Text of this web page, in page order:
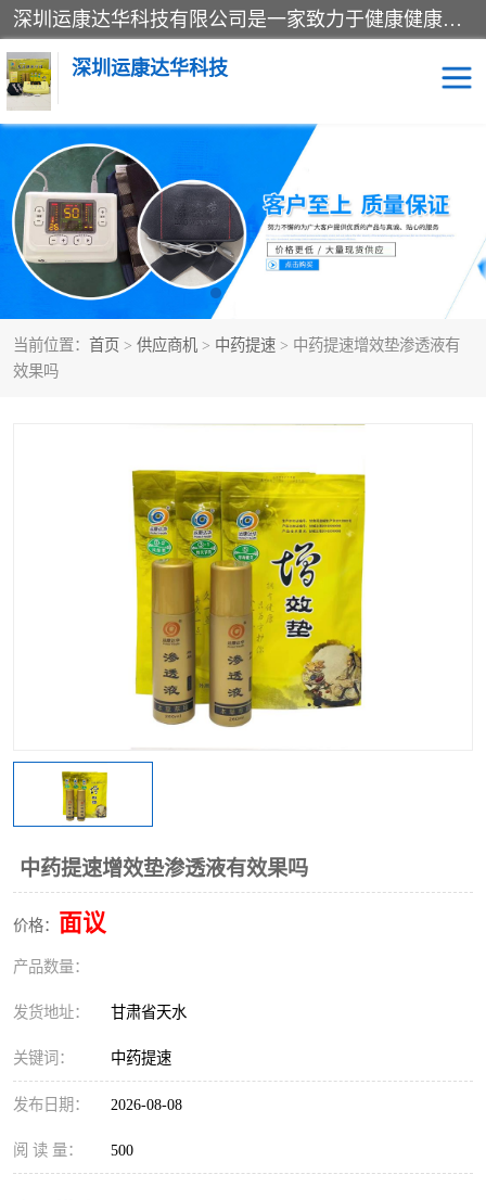
深圳运康达华科技有限公司是一家致力于健康健康产业的现代化企业，已经走过了15个春秋，开创了中医外用发展的新未来，是专业从事中医医疗仪器的研发、生产、销售、服务为一体的子公司，在医疗器械的设计、开发和生产方面率先引进国际先进技术和好的科技人员，先后开发出了场效应治疗仪、多功能治疗仪、颈椎治疗仪、腰椎治疗仪、增效垫等多个系列。
深圳运康达华科技
当前位置： 首页 > 供应商机 > 中药提速 > 中药提速增效垫渗透液有
效果吗
中药提速增效垫渗透液有效果吗
价格： 面议
产品数量：
发货地址： 甘肃省天水
关键词： 中药提速
发布日期： 2026-08-08
阅 读 量： 500
多功能治疗仪 中药提速
中低频治疗仪 脉冲治疗仪
**腺治疗仪